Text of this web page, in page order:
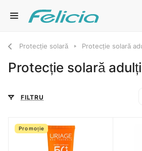
Protecție solară Protecție solară
Protecție solară adulți
FILTRU
Promoție